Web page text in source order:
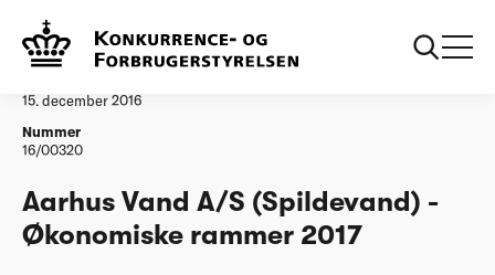
Vandtilsyn
15. december 2016
Nummer
16/00320
Aarhus Vand A/S (Spildevand) -
Økonomiske rammer 2017